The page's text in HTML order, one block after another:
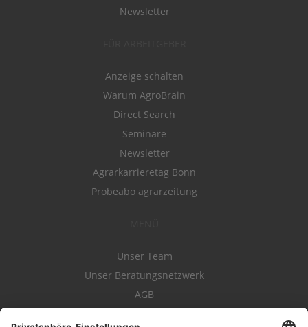
Newsletter
Anzeige schalten
Warum AgroBrain
Direct Search
Seminare
Newsletter
Agrarkarrieretag Bonn
Probeabo agrarzeitung
Unser Team
Unser Beratungsnetzwerk
AGB